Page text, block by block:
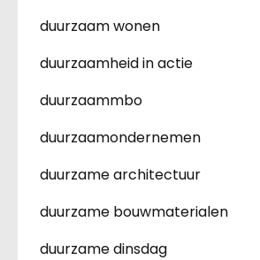
duurzaam wonen
duurzaamheid in actie
duurzaammbo
duurzaamondernemen
duurzame architectuur
duurzame bouwmaterialen
duurzame dinsdag